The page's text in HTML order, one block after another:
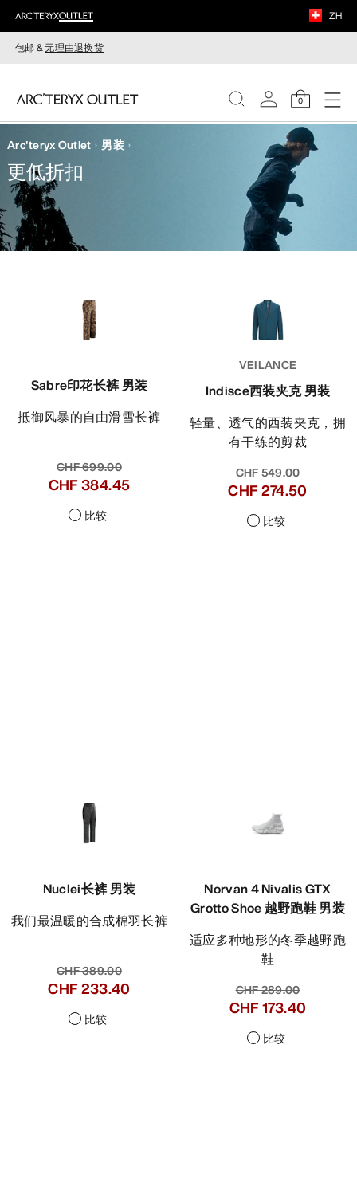
ZH
包邮 &无理由退换货
0
女装
男装
Arc'teryx Outlet 男装
更低折扣
Sabre印花长裤 男装
抵御风暴的自由滑雪长裤
CHF 699.00
CHF 384.45
比较
VEILANCE
Indisce西装夹克 男装
轻量、透气的西装夹克，拥
有干练的剪裁
CHF 549.00
CHF 274.50
比较
Nuclei长裤 男装
我们最温暖的合成棉羽长裤
CHF 389.00
CHF 233.40
比较
Norvan 4 Nivalis GTX
Grotto Shoe 越野跑鞋 男装
适应多种地形的冬季越野跑
鞋
CHF 289.00
CHF 173.40
比较